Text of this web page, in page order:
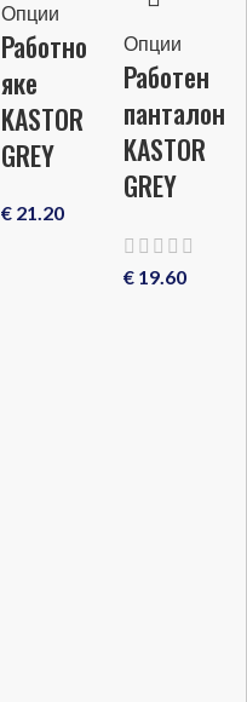
Опции
Работно
яке
KASTOR
GREY
€ 21.20
Опции
Работен
панталон
KASTOR
GREY
€ 19.60